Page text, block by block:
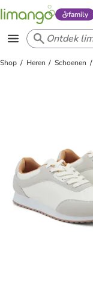
family
Shop Heren Schoenen